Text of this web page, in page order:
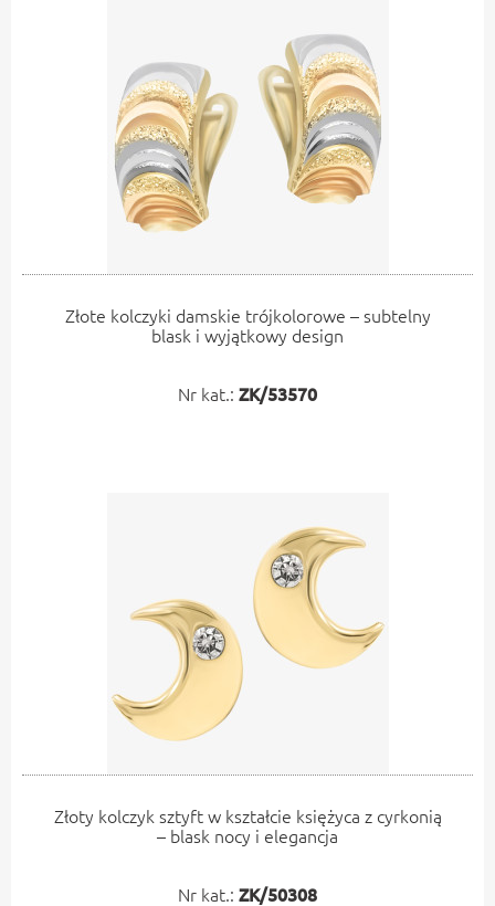
Złote kolczyki damskie trójkolorowe – subtelny
blask i wyjątkowy design
Nr kat.: ZK/53570
Złoty kolczyk sztyft w kształcie księżyca z cyrkonią
– blask nocy i elegancja
Nr kat.: ZK/50308